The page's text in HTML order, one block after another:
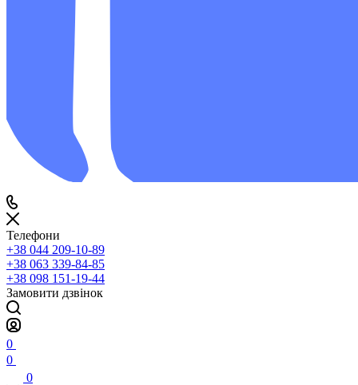
Телефони
+38 044 209-10-89
+38 063 339-84-85
+38 098 151-19-44
Замовити дзвінок
0
0
0